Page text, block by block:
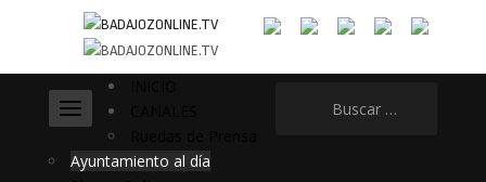
Ayuntamiento al día